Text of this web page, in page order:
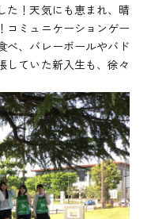
た！天気にも恵まれ、晴
コミュニケーションゲー
べ、バレーボールやバド
していた新入生も、徐々